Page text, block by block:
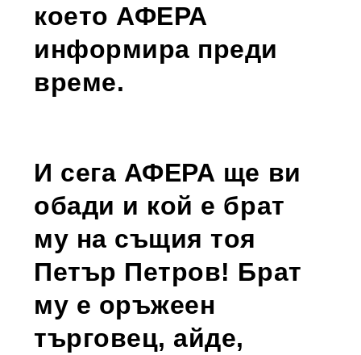
което АФЕРА
информира преди
време.
И сега АФЕРА ще ви
обади и кой е брат
му на същия тоя
Петър Петров! Брат
му е оръжеен
търговец, айде,